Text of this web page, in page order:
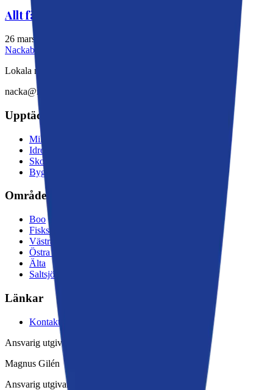
Allt färre söker ekonomiskt bistånd i Nacka
26 mars 2026
Nackabladet
Lokala nyheter från Nacka
nacka@moderaterna.se
Upptäck mer
Miljö och natur
Idrott och kultur
Skola och välfärd
Byggnation och trafik
Områden
Boo
Fisksätra
Västra Sicklaön
Östra Sicklaön
Älta
Saltsjöbaden
Länkar
Kontakta oss
Ansvarig utgivare
Magnus Gilén
Ansvarig utgivare